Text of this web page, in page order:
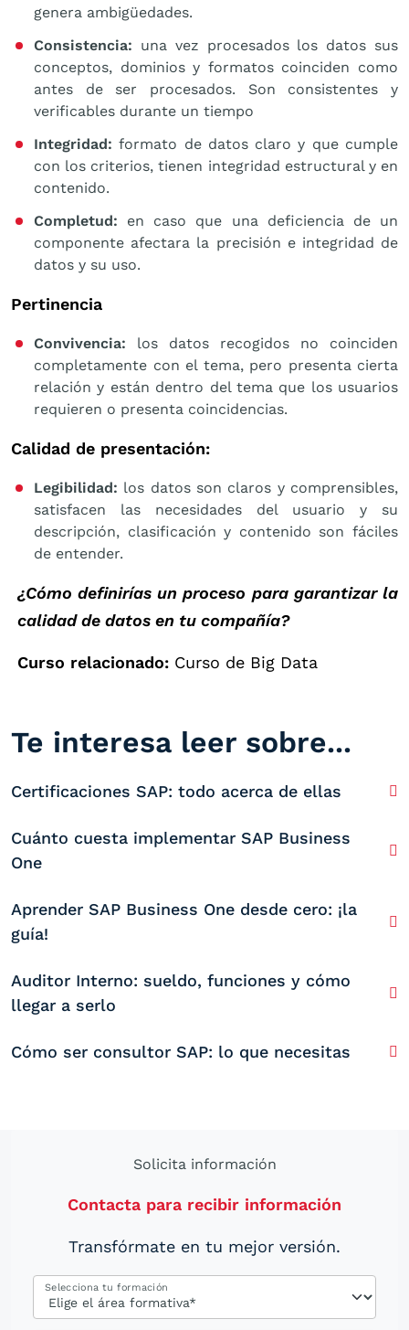
genera ambigüedades.
Consistencia: una vez procesados los datos sus
conceptos, dominios y formatos coinciden como
antes de ser procesados. Son consistentes y
verificables durante un tiempo
Integridad:formato de datos claro y que cumple
con los criterios, tienen integridad estructural y en
contenido.
Completud: en caso que una deficiencia de un
componente afectara la precisión e integridad de
datos y su uso.
Pertinencia
Convivencia: los datos recogidos no coinciden
completamente con el tema, pero presenta cierta
relación y están dentro del tema que los usuarios
requieren o presenta coincidencias.
Calidad de presentación:
Legibilidad: los datos son claros y comprensibles,
satisfacen las necesidades del usuario y su
descripción, clasificación y contenido son fáciles
de entender.
¿Cómo definirías un proceso para garantizar la
calidad de datos en tu compañía?
Curso relacionado: Curso de Big Data
Te interesa leer sobre...
Certificaciones SAP: todo acerca de ellas
Cuánto cuesta implementar SAP Business
One
Aprender SAP Business One desde cero: ¡la
guía!
Auditor Interno: sueldo, funciones y cómo
llegar a serlo
Cómo ser consultor SAP: lo que necesitas
Solicita información
Contacta para recibir información
Transfórmate en tu mejor versión.
Selecciona tu formación